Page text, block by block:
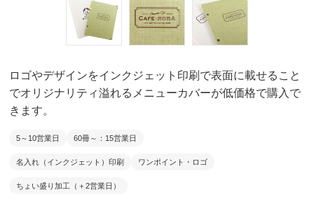
ロゴやデザインをインクジェット印刷で表面に載せること
でオリジナリティ溢れるメニューカバーが低価格で購入で
きます。
5～10営業日 60冊～：15営業日
名入れ（インクジェット）印刷 ワンポイント・ロゴ
ちょい盛り加工（＋2営業日）